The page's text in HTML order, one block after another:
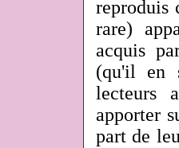
reproduis
rare)
acquis
(qu'il en
lecteurs
apporter
part de